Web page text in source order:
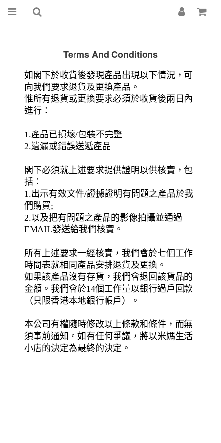
Terms And Conditions
如閣下於收貨後發現產品出現以下情況，可
向我們要求退貨及更換產品。
惟所有退貨或更換要求必須於收貨後兩日內
進行：
1.產品已損壞/包裝不完整
2.遺漏或錯誤送遞產品
閣下必須就上述要求提供證明以供核實，包
括：
1.出示有效文件/證據證明有問題之產品於我
們購買;
2.以及把有問題之產品的影像拍攝並通過
EMAIL發送給我們核實。
所有上述要求一經核實，我們會於七個工作
時間表就相同產品安排退貨及更換。
如果該產品沒有存貨，我們會退回該貨品的
金額。我們會於14個工作量以銀行過戶回款
（只限香港本地銀行帳戶）。
本公司有權隨時修改以上條款和條件，而無
須事前通知。如有任何爭議，將以米媽生活
小店的決定為最終的決定。